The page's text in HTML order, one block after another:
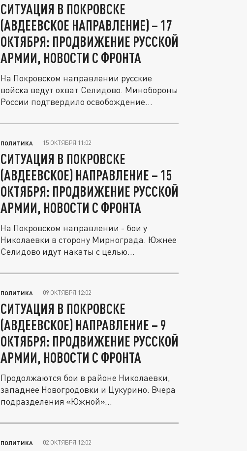
СИТУАЦИЯ В ПОКРОВСКЕ
(АВДЕЕВСКОЕ НАПРАВЛЕНИЕ) – 17
ОКТЯБРЯ: ПРОДВИЖЕНИЕ РУССКОЙ
АРМИИ, НОВОСТИ С ФРОНТА
На Покровском направлении русские
войска ведут охват Селидово. Минобороны
России подтвердило освобождение...
ПОЛИТИКА 15 ОКТЯБРЯ 11:02
СИТУАЦИЯ В ПОКРОВСКЕ
(АВДЕЕВСКОЕ) НАПРАВЛЕНИЕ – 15
ОКТЯБРЯ: ПРОДВИЖЕНИЕ РУССКОЙ
АРМИИ, НОВОСТИ С ФРОНТА
На Покровском направлении - бои у
Николаевки в сторону Мирнограда. Южнее
Селидово идут накаты с целью...
ПОЛИТИКА 09 ОКТЯБРЯ 12:02
СИТУАЦИЯ В ПОКРОВСКЕ
(АВДЕЕВСКОЕ) НАПРАВЛЕНИЕ – 9
ОКТЯБРЯ: ПРОДВИЖЕНИЕ РУССКОЙ
АРМИИ, НОВОСТИ С ФРОНТА
Продолжаются бои в районе Николаевки,
западнее Новогродовки и Цукурино. Вчера
подразделения «Южной»...
ПОЛИТИКА 02 ОКТЯБРЯ 12:02